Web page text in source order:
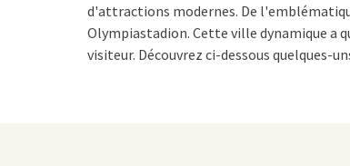
d'attractions modernes. De
Olympiastadion. Cette ville dynamique a
visiteur. Découvrez ci-dessous quelques-